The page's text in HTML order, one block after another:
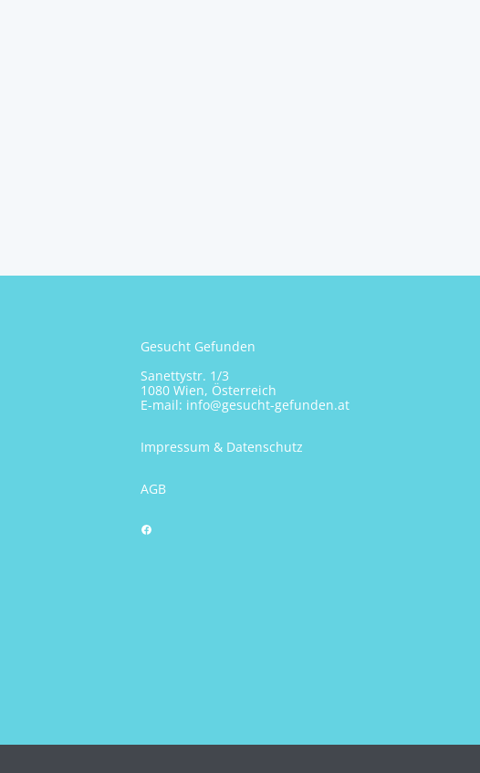
Gesucht Gefunden
Sanettystr. 1/3
1080 Wien, Österreich
E-mail: info@gesucht-gefunden.at
Impressum & Datenschutz
AGB
Facebook